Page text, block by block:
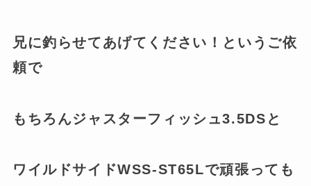
兄に釣らせてあげてください！というご依
頼で
もちろんジャスターフィッシュ3.5DSと
ワイルドサイドWSS-ST65Lで頑張っても